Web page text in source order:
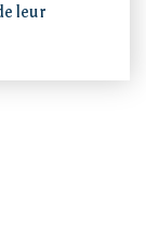
leur